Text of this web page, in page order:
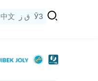
中文 ق ز ЎЗ